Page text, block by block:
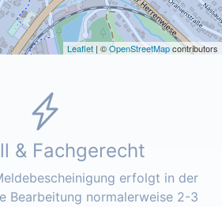
Leaflet | ©OpenStreetMapcontributors
& Fachgerecht
erfolgt in der
Bearbeitung normalerweise 2-3